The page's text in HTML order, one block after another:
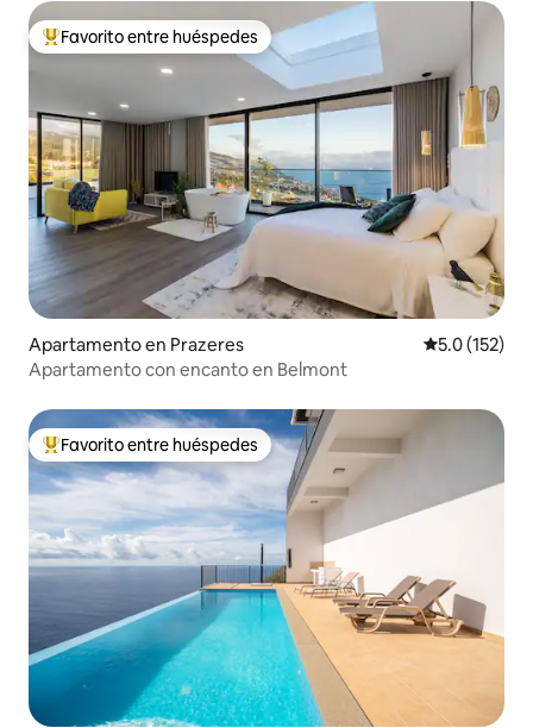
Favorito entre huéspedes preferido
Favorito entre huéspedes
Apartamento en Prazeres Calificación
5.0 (152)
Apartamento con encanto en Belmont
Favorito entre huéspedes preferido
Favorito entre huéspedes